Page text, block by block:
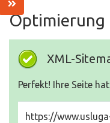
Optimierung
XML-
Perfekt! Ihre Seite
https://